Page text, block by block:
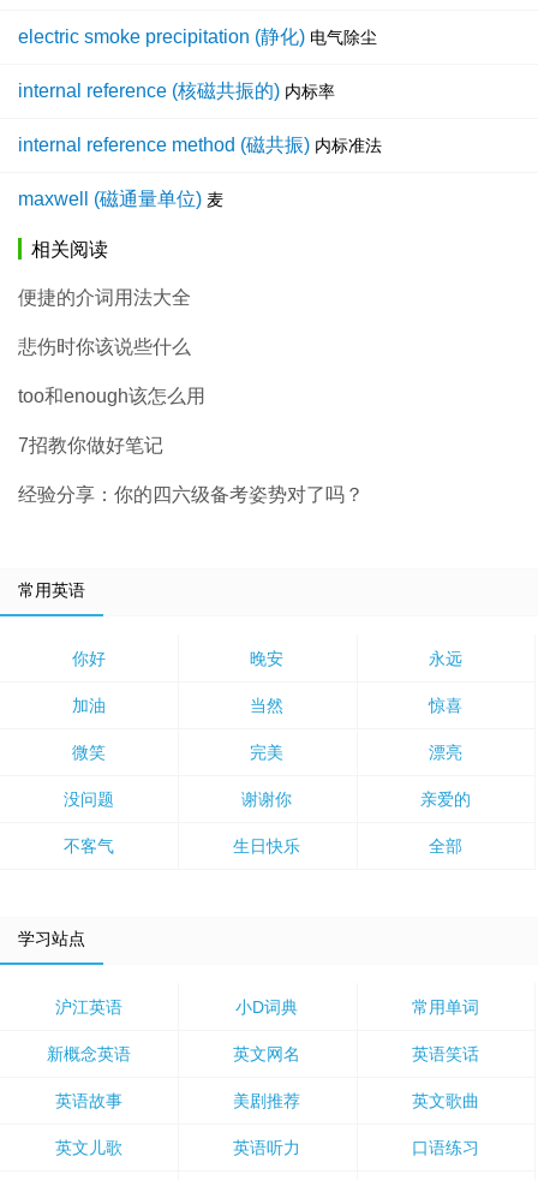
electric smoke precipitation (静化) 电气除尘
internal reference (核磁共振的) 内标率
internal reference method (磁共振) 内标准法
maxwell (磁通量单位) 麦
相关阅读
便捷的介词用法大全
悲伤时你该说些什么
too和enough该怎么用
7招教你做好笔记
经验分享：你的四六级备考姿势对了吗？
常用英语
你好 晚安 永远
加油 当然 惊喜
微笑 完美 漂亮
没问题 谢谢你 亲爱的
不客气 生日快乐 全部
学习站点
沪江英语 小D词典 常用单词
新概念英语 英文网名 英语笑话
英语故事 美剧推荐 英文歌曲
英文儿歌 英语听力 口语练习